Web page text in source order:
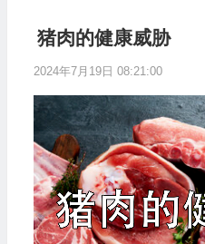
猪肉的健康威胁
2024年7月19日 08:21:00